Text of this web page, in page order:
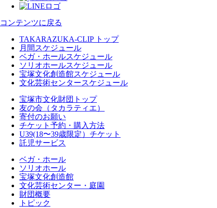
コンテンツに戻る
TAKARAZUKA-CLIP トップ
月間スケジュール
ベガ・ホールスケジュール
ソリオホールスケジュール
宝塚文化創造館スケジュール
文化芸術センタースケジュール
宝塚市文化財団トップ
友の会（タカラティエ）
寄付のお願い
チケット予約・購入方法
U39(18〜39歳限定）チケット
託児サービス
ベガ・ホール
ソリオホール
宝塚文化創造館
文化芸術センター・庭園
財団概要
トピック